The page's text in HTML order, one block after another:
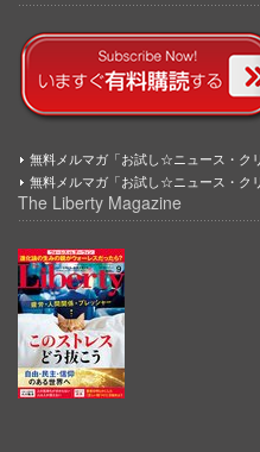
無料メルマガ「お試し☆ニュース・ク
無料メルマガ「お試し☆ニュース・ク
The Liberty Magazine